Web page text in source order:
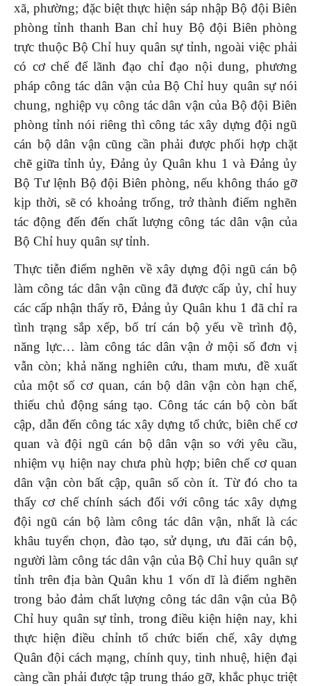
xã, phường; đặc biệt thực hiện sáp nhập Bộ đội Biên
phòng tỉnh thanh Ban chỉ huy Bộ đội Biên phòng
trực thuộc Bộ Chỉ huy quân sự tỉnh, ngoài việc phải
có cơ chế để lãnh đạo chỉ đạo nội dung, phương
pháp công tác dân vận của Bộ Chỉ huy quân sự nói
chung, nghiệp vụ công tác dân vận của Bộ đội Biên
phòng tỉnh nói riêng thì công tác xây dựng đội ngũ
cán bộ dân vận cũng cần phải được phối hợp chặt
chẽ giữa tỉnh ủy, Đảng ủy Quân khu 1 và Đảng ủy
Bộ Tư lệnh Bộ đội Biên phòng, nếu không tháo gỡ
kịp thời, sẽ có khoảng trống, trở thành điểm nghẽn
tác động đến đến chất lượng công tác dân vận của
Bộ Chỉ huy quân sự tỉnh.
Thực tiễn điểm nghẽn về xây dựng đội ngũ cán bộ
làm công tác dân vận cũng đã được cấp ủy, chỉ huy
các cấp nhận thấy rõ, Đảng ủy Quân khu 1 đã chỉ ra
tình trạng sắp xếp, bố trí cán bộ yếu về trình độ,
năng lực… làm công tác dân vận ở mội số đơn vị
vẫn còn; khả năng nghiên cứu, tham mưu, đề xuất
của một số cơ quan, cán bộ dân vận còn hạn chế,
thiếu chủ động sáng tạo. Công tác cán bộ còn bất
cập, dẫn đến công tác xây dựng tổ chức, biên chế cơ
quan và đội ngũ cán bộ dân vận so với yêu cầu,
nhiệm vụ hiện nay chưa phù hợp; biên chế cơ quan
dân vận còn bất cập, quân số còn ít. Từ đó cho ta
thấy cơ chế chính sách đối với công tác xây dựng
đội ngũ cán bộ làm công tác dân vận, nhất là các
khâu tuyển chọn, đào tạo, sử dụng, ưu đãi cán bộ,
người làm công tác dân vận của Bộ Chỉ huy quân sự
tỉnh trên địa bàn Quân khu 1 vốn dĩ là điểm nghẽn
trong bảo đảm chất lượng công tác dân vận của Bộ
Chỉ huy quân sự tỉnh, trong điều kiện hiện nay, khi
thực hiện điều chỉnh tổ chức biến chế, xây dựng
Quân đội cách mạng, chính quy, tinh nhuệ, hiện đại
càng cần phải được tập trung tháo gỡ, khắc phục triệt